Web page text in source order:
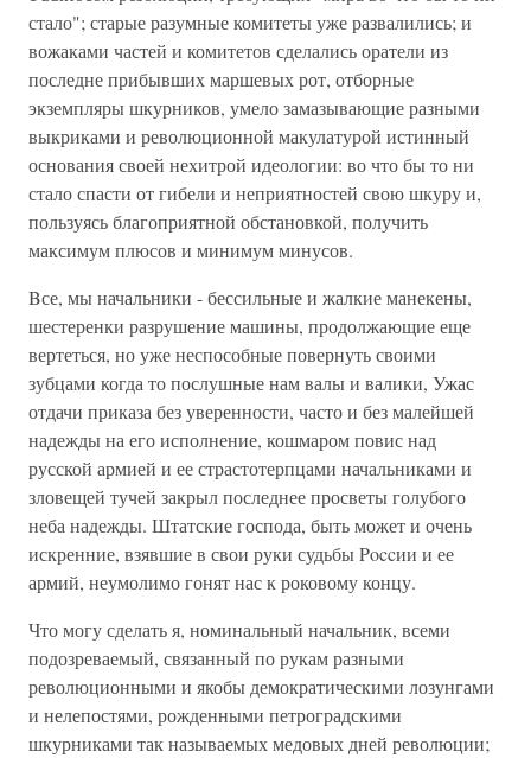
стало"; старые разумные комитеты уже развалились; и
вожаками частей и комитетов сделались оратели из
последне прибывших маршевых рот, отборные
экземпляры шкурников, умело замазывающие разными
выкриками и революционной макулатурой истинный
основания своей нехитрой идеологии: во что бы то ни
стало спасти от гибели и неприятностей свою шкуру и,
пользуясь благоприятной обстановкой, получить
максимум плюсов и минимум минусов.
Bсе, мы начальники - бессильные и жалкие манекены,
шестеренки разрушение машины, продолжающие еще
вертеться, но уже неспособные повернуть своими
зубцами когда то послушные нам валы и валики, Ужас
отдачи приказа без уверенности, часто и без малейшей
надежды на его исполнение, кошмаром повис над
русской армией и ее страстотерпцами начальниками и
зловещей тучей закрыл последнее просветы голубого
неба надежды. Штатские господа, быть может и очень
искренние, взявшие в свои руки судьбы Poccии и ее
армий, неумолимо гонят нас к роковому концу.
Что могу сделать я, номинальный начальник, всеми
подозреваемый, связанный по рукам разными
революционными и якобы демократическими лозунгами
и нелепостями, рожденными петроградскими
шкурниками так называемых медовых дней революции;